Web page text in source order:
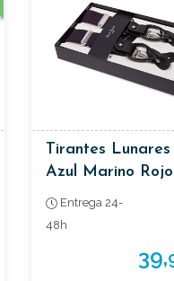
Tirantes Lunares
Azul Marino Rojo
Entrega 24-
48h
39,